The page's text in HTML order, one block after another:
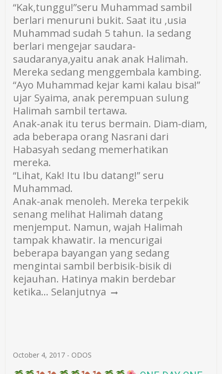
“Kak,tunggu!”seru Muhammad sambil
berlari menuruni bukit. Saat itu ,usia
Muhammad sudah 5 tahun. Ia sedang
berlari mengejar saudara-
saudaranya,yaitu anak anak Halimah.
Mereka sedang menggembala kambing.
“Ayo Muhammad kejar kami kalau bisa!”
ujar Syaima, anak perempuan sulung
Halimah sambil tertawa.
Anak-anak itu terus bermain. Diam-diam,
ada beberapa orang Nasrani dari
Habasyah sedang memerhatikan
mereka.
“Lihat, Kak! Itu Ibu datang!” seru
Muhammad.
Anak-anak menoleh. Mereka terpekik
senang melihat Halimah datang
menjemput. Namun, wajah Halimah
tampak khawatir. Ia mencurigai
beberapa bayangan yang sedang
mengintai sambil berbisik-bisik di
kejauhan. Hatinya makin berdebar
ketika… Selanjutnya
October 4, 2017 - ODOS